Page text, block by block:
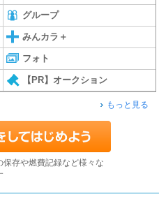
グループ
みんカラ＋
フォト
【PR】オークション
もっと見る
保存や燃費記録など様々な